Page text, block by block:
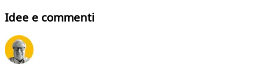
Idee e commenti